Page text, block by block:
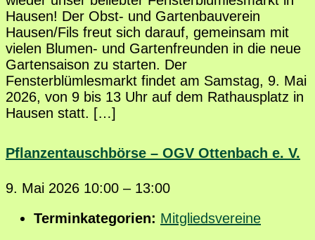
Hausen! Der Obst- und Gartenbauverein
Hausen/Fils freut sich darauf, gemeinsam mit
vielen Blumen- und Gartenfreunden in die neue
Gartensaison zu starten. Der
Fensterblümlesmarkt findet am Samstag, 9. Mai
2026, von 9 bis 13 Uhr auf dem Rathausplatz in
Hausen statt. […]
Pflanzentauschbörse – OGV Ottenbach e. V.
9. Mai 2026 10:00 – 13:00
Terminkategorien: Mitgliedsvereine